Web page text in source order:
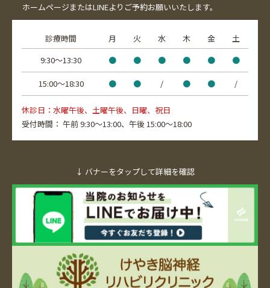
ホームページまたはLINEよりご予約お願いいたします。
診療時間 月 火 水 木 金
土
9:30〜13:30
● ● ● ● ● ●
15:00〜18:30 ● ● / ● ● /
休診日：水曜午後、土曜午後、日曜、祝日
受付時間： 午前 9:30～13:00、 午後 15:00～18:00
↓ バナーをタップして詳細を確認